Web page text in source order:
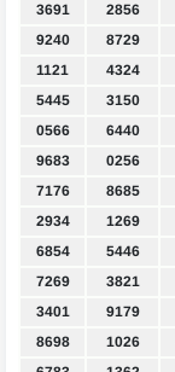
3691
2856
9240
8729
1121
4324
5445
3150
0566
6440
9683
0256
7176
8685
2934
1269
6854
5446
7269
3821
3401
9179
8698
1026